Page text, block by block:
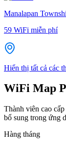
Manalapan
59 WiFi miễn phí
Hiển thị tất cả các
WiFi Map
Thành viên cao
bổ sung trong ứng
Hàng tháng